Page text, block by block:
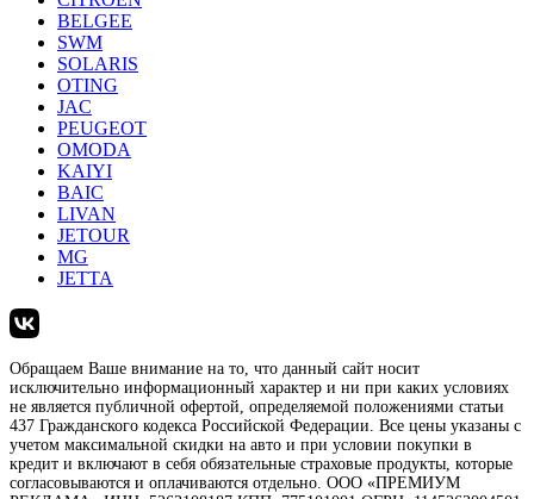
BELGEE
SWM
SOLARIS
OTING
JAC
PEUGEOT
OMODA
KAIYI
BAIC
LIVAN
JETOUR
MG
JETTA
Обращаем Ваше внимание на то, что данный сайт носит
исключительно информационный характер и ни при каких условиях
не является публичной офертой, определяемой положениями статьи
437 Гражданского кодекса Российской Федерации. Все цены указаны с
учетом максимальной скидки на авто и при условии покупки в
кредит и включают в себя обязательные страховые продукты, которые
согласовываются и оплачиваются отдельно. ООО «ПРЕМИУМ